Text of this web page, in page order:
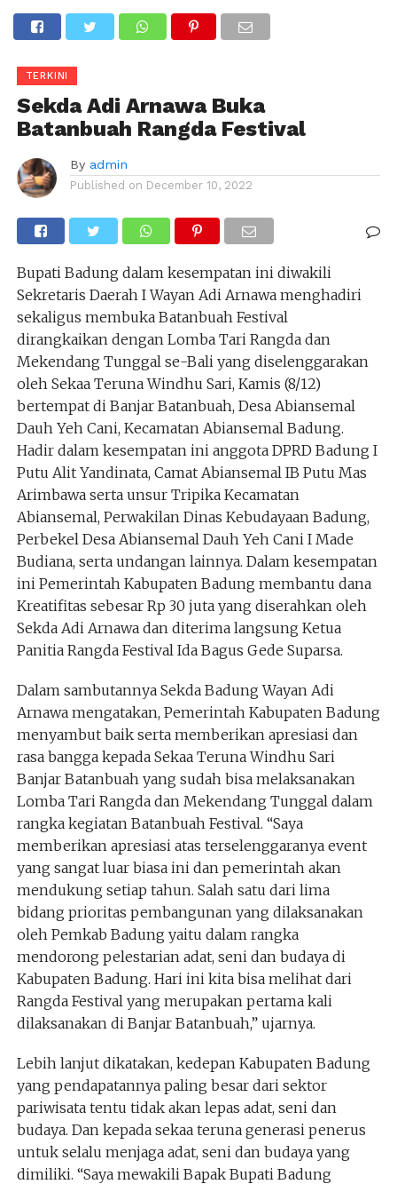
TERKINI
Sekda Adi Arnawa Buka
Batanbuah Rangda Festival
By admin
Published on December 10, 2022
Bupati Badung dalam kesempatan ini diwakili
Sekretaris Daerah I Wayan Adi Arnawa menghadiri
sekaligus membuka Batanbuah Festival
dirangkaikan dengan Lomba Tari Rangda dan
Mekendang Tunggal se-Bali yang diselenggarakan
oleh Sekaa Teruna Windhu Sari, Kamis (8/12)
bertempat di Banjar Batanbuah, Desa Abiansemal
Dauh Yeh Cani, Kecamatan Abiansemal Badung.
Hadir dalam kesempatan ini anggota DPRD Badung I
Putu Alit Yandinata, Camat Abiansemal IB Putu Mas
Arimbawa serta unsur Tripika Kecamatan
Abiansemal, Perwakilan Dinas Kebudayaan Badung,
Perbekel Desa Abiansemal Dauh Yeh Cani I Made
Budiana, serta undangan lainnya. Dalam kesempatan
ini Pemerintah Kabupaten Badung membantu dana
Kreatifitas sebesar Rp 30 juta yang diserahkan oleh
Sekda Adi Arnawa dan diterima langsung Ketua
Panitia Rangda Festival Ida Bagus Gede Suparsa.
Dalam sambutannya Sekda Badung Wayan Adi
Arnawa mengatakan, Pemerintah Kabupaten Badung
menyambut baik serta memberikan apresiasi dan
rasa bangga kepada Sekaa Teruna Windhu Sari
Banjar Batanbuah yang sudah bisa melaksanakan
Lomba Tari Rangda dan Mekendang Tunggal dalam
rangka kegiatan Batanbuah Festival. “Saya
memberikan apresiasi atas terselenggaranya event
yang sangat luar biasa ini dan pemerintah akan
mendukung setiap tahun. Salah satu dari lima
bidang prioritas pembangunan yang dilaksanakan
oleh Pemkab Badung yaitu dalam rangka
mendorong pelestarian adat, seni dan budaya di
Kabupaten Badung. Hari ini kita bisa melihat dari
Rangda Festival yang merupakan pertama kali
dilaksanakan di Banjar Batanbuah,” ujarnya.
Lebih lanjut dikatakan, kedepan Kabupaten Badung
yang pendapatannya paling besar dari sektor
pariwisata tentu tidak akan lepas adat, seni dan
budaya. Dan kepada sekaa teruna generasi penerus
untuk selalu menjaga adat, seni dan budaya yang
dimiliki. “Saya mewakili Bapak Bupati Badung